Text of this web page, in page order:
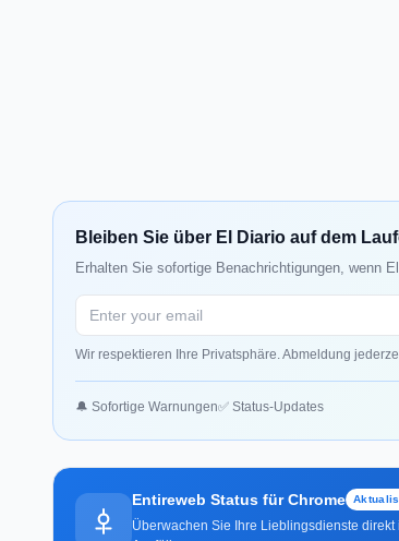
Bleiben Sie über El Diario auf dem
Erhalten Sie sofortige Benachrichtigungen, wenn
Wir respektieren Ihre Privatsphäre. Abmeldung
🔔 Sofortige Warnungen✅ Status-Updates
Entireweb Status für Chrome
Überwachen Sie Ihre Lieblingsdienste